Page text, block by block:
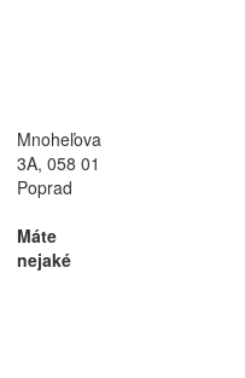
Mnoheľova
3A, 058 01
Poprad
Máte
nejaké